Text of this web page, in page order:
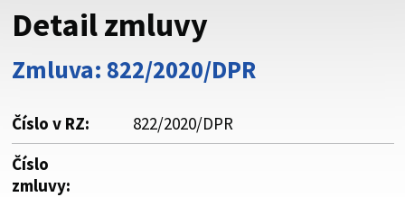
Buďte pozorní a vždy sa uistite, že zdieľate informácie iba
cez zabezpečenú webovú stránku. Zabezpečená stránka
vždy začína https:// pred názvom domény webového sídla.
Detail zmluvy
Zmluva: 822/2020/DPR
Číslo v RZ:
822/2020/DPR
Číslo
zmluvy: